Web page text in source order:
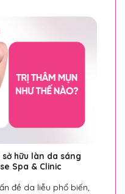
hữu làn da sáng
Spa & Clinic
đề da liễu phổ biến,